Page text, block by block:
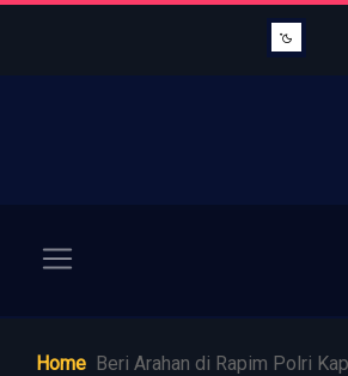
Home Beri Arahan di Rapim Polri